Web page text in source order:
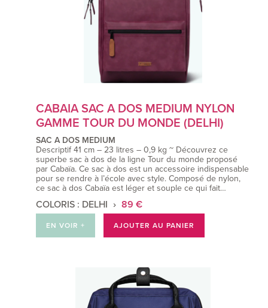
CABAIA SAC A DOS MEDIUM NYLON
GAMME TOUR DU MONDE (DELHI)
SAC A DOS MEDIUM
Descriptif 41 cm – 23 litres – 0,9 kg ~ Découvrez ce
superbe sac à dos de la ligne Tour du monde proposé
par Cabaïa. Ce sac à dos est un accessoire indispensable
pour se rendre à l’école avec style. Composé de nylon,
ce sac à dos Cabaïa est léger et souple ce qui fait…
COLORIS : DELHI 89 €
EN VOIR + AJOUTER AU PANIER